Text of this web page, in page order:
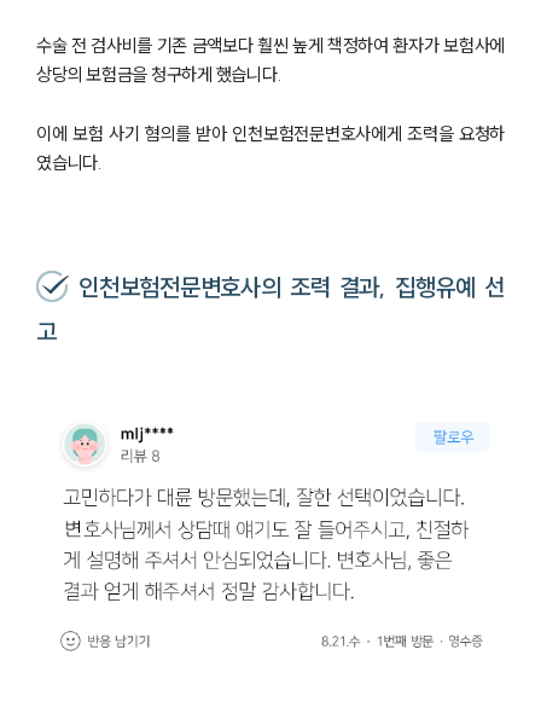
고객의 소리
통합검색
AI대륜
업무사례
주요 업무사례
수술 전 검사비를 기존 금액보다 훨씬 높게 책정하여 환자가 보험사에
상당의 보험금을 청구하게 했습니다.
이에 보험 사기 혐의를 받아 인천보험전문변호사에게 조력을 요청하
였습니다.
인천보험전문변호사의 조력 결과, 집행유예 선
고